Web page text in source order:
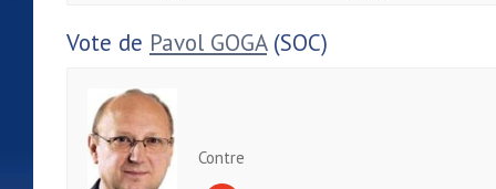
Vote de Pavol GOGA(SOC)
Contre